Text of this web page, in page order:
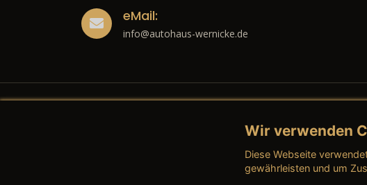
eMail:
info@autohaus-wernicke.de
Rechtliches
→ Impressum
Wir verwenden
Diese Webseite
gewährleisten und um